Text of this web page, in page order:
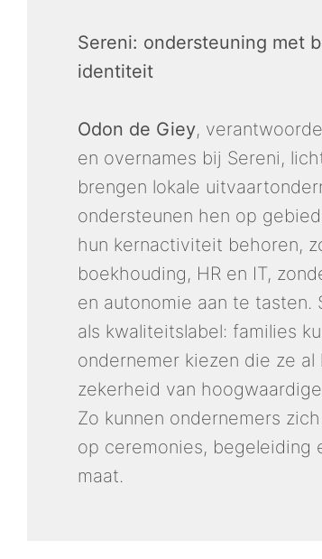
Sereni: ondersteuning met
identiteit
Odon de Giey,
en overnames bij Sereni,
brengen lokale
ondersteunen hen op
hun kernactiviteit behoren,
boekhouding, HR en IT,
en autonomie aan te tasten.
als kwaliteitslabel: families
ondernemer kiezen die ze al
zekerheid van
Zo kunnen ondernemers
op ceremonies, begeleiding
maat.